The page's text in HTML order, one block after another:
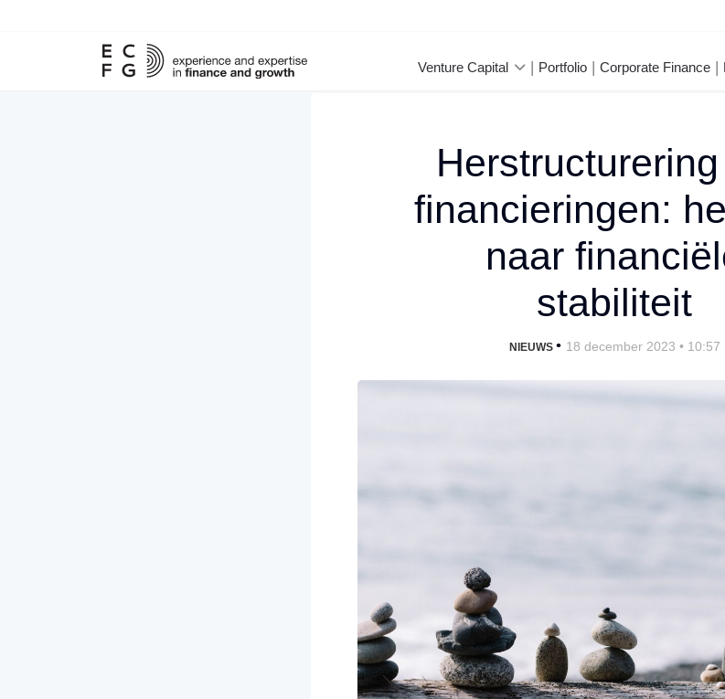
Venture Capital Portfolio Corporate Finance
financieringen:
naar
stabiliteit
NIEUWS • 18 december 2023 • 10:57